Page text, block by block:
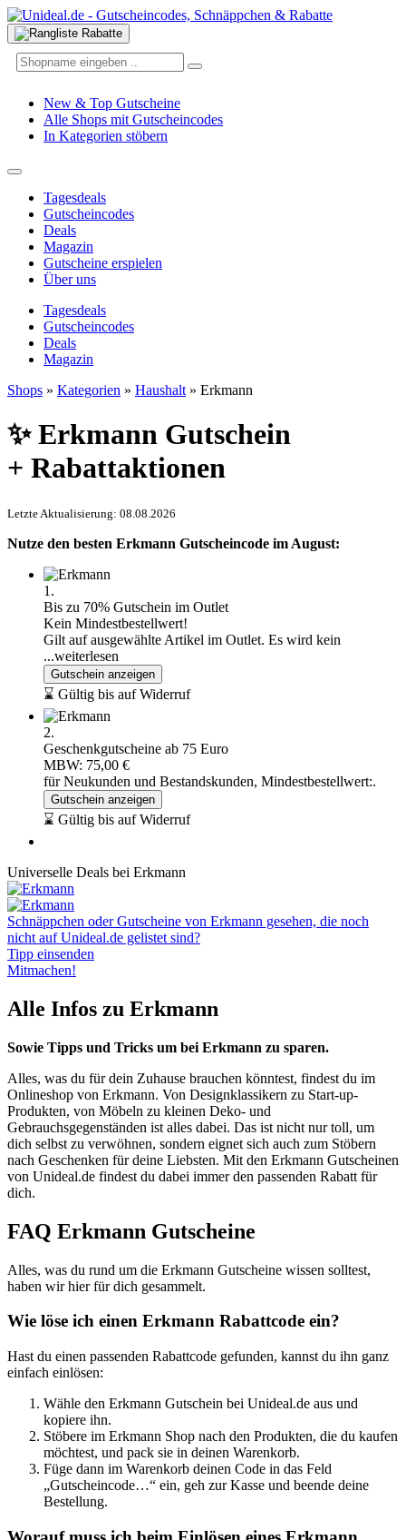
New & Top Gutscheine
Alle Shops mit Gutscheincodes
In Kategorien stöbern
Tagesdeals
Gutscheincodes
Deals
Magazin
Gutscheine erspielen
Über uns
Tagesdeals
Gutscheincodes
Deals
Magazin
Shops » Kategorien » Haushalt » Erkmann
✨ Erkmann Gutschein
+ Rabattaktionen
Letzte Aktualisierung: 08.08.2026
Nutze den besten Erkmann Gutscheincode im August:
1.
Bis zu 70% Gutschein im Outlet
Kein Mindestbestellwert!
Gilt auf ausgewählte Artikel im Outlet. Es wird kein
...weiterlesen
Gutschein anzeigen
⌛ Gültig bis auf Widerruf
2.
Geschenkgutscheine ab 75 Euro
MBW: 75,00 €
für Neukunden und Bestandskunden, Mindestbestellwert:.
Gutschein anzeigen
⌛ Gültig bis auf Widerruf
Universelle Deals bei Erkmann
Schnäppchen oder Gutscheine von Erkmann gesehen, die noch
nicht auf Unideal.de gelistet sind?
Tipp einsenden
Mitmachen!
Alle Infos zu Erkmann
Sowie Tipps und Tricks um bei Erkmann zu sparen.
Alles, was du für dein Zuhause brauchen könntest, findest du im
Onlineshop von Erkmann. Von Designklassikern zu Start-up-
Produkten, von Möbeln zu kleinen Deko- und
Gebrauchsgegenständen ist alles dabei. Das ist nicht nur toll, um
dich selbst zu verwöhnen, sondern eignet sich auch zum Stöbern
nach Geschenken für deine Liebsten. Mit den Erkmann Gutscheinen
von Unideal.de findest du dabei immer den passenden Rabatt für
dich.
FAQ Erkmann Gutscheine
Alles, was du rund um die Erkmann Gutscheine wissen solltest,
haben wir hier für dich gesammelt.
Wie löse ich einen Erkmann Rabattcode ein?
Hast du einen passenden Rabattcode gefunden, kannst du ihn ganz
einfach einlösen:
Wähle den Erkmann Gutschein bei Unideal.de aus und
kopiere ihn.
Stöbere im Erkmann Shop nach den Produkten, die du kaufen
möchtest, und pack sie in deinen Warenkorb.
Füge dann im Warenkorb deinen Code in das Feld
„Gutscheincode…“ ein, geh zur Kasse und beende deine
Bestellung.